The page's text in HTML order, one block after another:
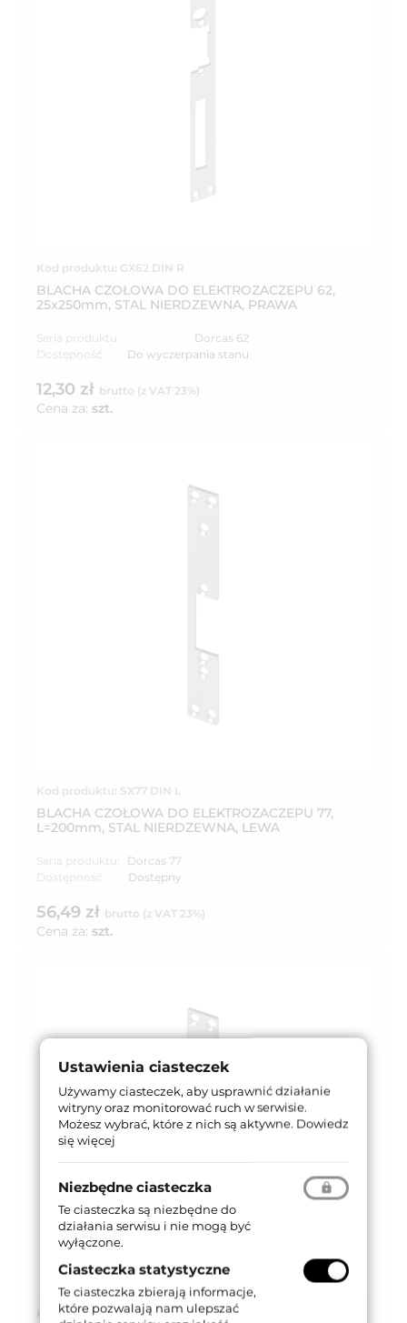
Kod produktu: GX62 DIN R
BLACHA CZOŁOWA DO ELEKTROZACZEPU 62,
25x250mm, STAL NIERDZEWNA, PRAWA
Seria produktu:
Dorcas 62
Dostępność:
Do wyczerpania stanu
12,30 zł brutto (z VAT 23%)
Cena za: szt.
Kod produktu: SX77 DIN L
BLACHA CZOŁOWA DO ELEKTROZACZEPU 77,
L=200mm, STAL NIERDZEWNA, LEWA
Seria produktu:
Dorcas 77
Dostępność:
Dostępny
56,49 zł brutto (z VAT 23%)
Cena za: szt.
Kod produktu: SX77 DIN R
Ustawienia ciasteczek
Używamy ciasteczek, aby usprawnić działanie
witryny oraz monitorować ruch w serwisie.
Możesz wybrać, które z nich są aktywne. Dowiedz
się więcej
Niezbędne ciasteczka
Te ciasteczka są niezbędne do
działania serwisu i nie mogą być
wyłączone.
Ciasteczka statystyczne
Te ciasteczka zbierają informacje,
które pozwalają nam ulepszać